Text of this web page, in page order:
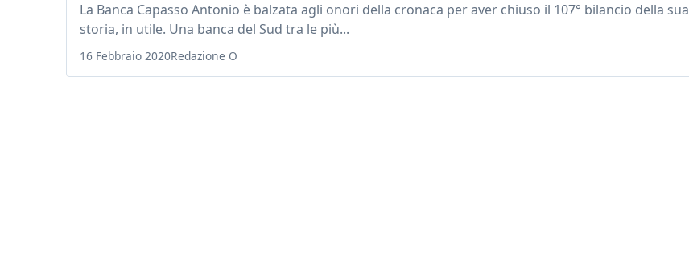
La Banca Capasso Antonio è balzata agli onori della cronaca per aver chiuso il 107° bilancio della sua
storia, in utile. Una banca del Sud tra le più...
16 Febbraio 2020Redazione O